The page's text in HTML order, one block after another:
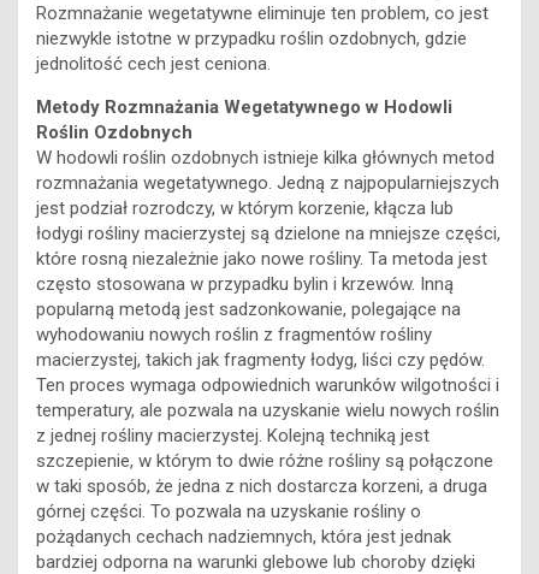
Rozmnażanie wegetatywne eliminuje ten problem, co jest
niezwykle istotne w przypadku roślin ozdobnych, gdzie
jednolitość cech jest ceniona.
Metody Rozmnażania Wegetatywnego w Hodowli
Roślin Ozdobnych
W hodowli roślin ozdobnych istnieje kilka głównych metod
rozmnażania wegetatywnego. Jedną z najpopularniejszych
jest podział rozrodczy, w którym korzenie, kłącza lub
łodygi rośliny macierzystej są dzielone na mniejsze części,
które rosną niezależnie jako nowe rośliny. Ta metoda jest
często stosowana w przypadku bylin i krzewów. Inną
popularną metodą jest sadzonkowanie, polegające na
wyhodowaniu nowych roślin z fragmentów rośliny
macierzystej, takich jak fragmenty łodyg, liści czy pędów.
Ten proces wymaga odpowiednich warunków wilgotności i
temperatury, ale pozwala na uzyskanie wielu nowych roślin
z jednej rośliny macierzystej. Kolejną techniką jest
szczepienie, w którym to dwie różne rośliny są połączone
w taki sposób, że jedna z nich dostarcza korzeni, a druga
górnej części. To pozwala na uzyskanie rośliny o
pożądanych cechach nadziemnych, która jest jednak
bardziej odporna na warunki glebowe lub choroby dzięki